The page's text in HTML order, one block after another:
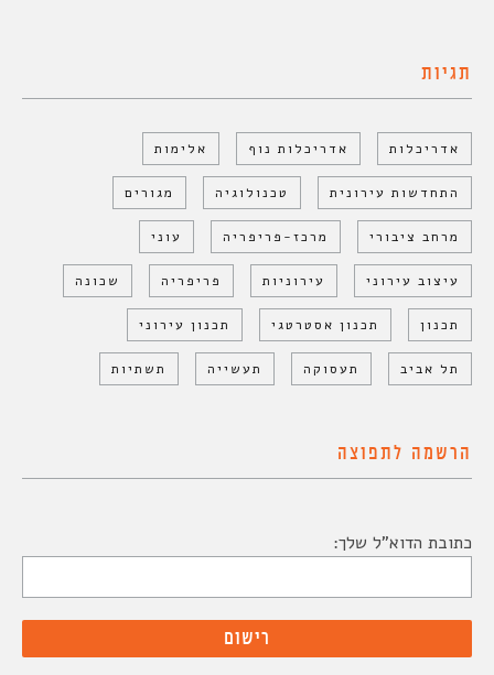
תגיות
אדריכלות אדריכלות נוף אלימות
התחדשות עירונית טכנולוגיה מגורים
מרחב ציבורי מרכז-פריפריה עוני
עיצוב עירוני עירוניות פריפריה שכונה
תכנון תכנון אסטרטגי תכנון עירוני
תל אביב תעסוקה תעשייה תשתיות
הרשמה לתפוצה
כתובת הדוא"ל שלך: